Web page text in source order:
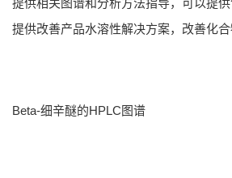
提供相关图谱和分析方法指导，可以提
提供改善产品水溶性解决方案，改善化
Beta-细辛醚的HPLC图谱